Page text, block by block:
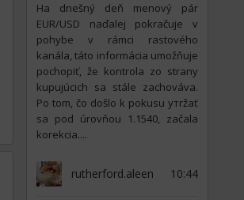
На dnešný deň menový pár
EUR/USD naďalej pokračuje v
pohybe v rámci rastového
kanála, táto informácia umožňuje
pochopiť, že kontrola zo strany
kupujúcich sa stále zachováva.
Po tom, čo došlo k pokusu утržať
sa pod úrovňou 1.1540, začala
korekcia....
rutherford.aleen 10:44